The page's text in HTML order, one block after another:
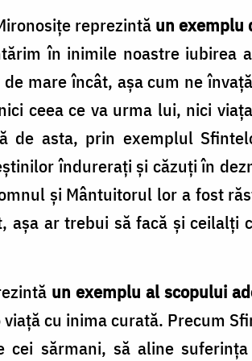
reprezintă un exemplu
în inimile noastre iubirea
mare încât, așa cum ne
ceea ce va urma lui, nici
asta, prin exemplul
îndurerați și căzuți în
și Mântuitorul lor a fost
ar trebui să facă și ceilalți
un exemplu al scopului
cu inima curată. Precum
sărmani, să aline